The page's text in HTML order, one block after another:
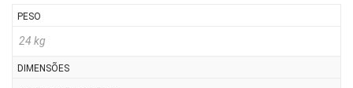
PESO
24 kg
DIMENSÕES